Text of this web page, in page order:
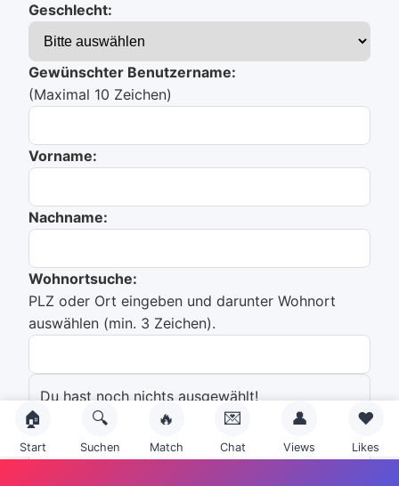
Geschlecht:
Gewünschter Benutzername:
(Maximal 10 Zeichen)
Vorname:
Nachname:
Wohnortsuche:
PLZ oder Ort eingeben und darunter Wohnort
auswählen (min. 3 Zeichen).
Du hast noch nichts ausgewählt!
Emailadresse:
🏠
Start
🔍
Suchen
🔥
Match
💌
Chat
👤
Views
❤️
Likes